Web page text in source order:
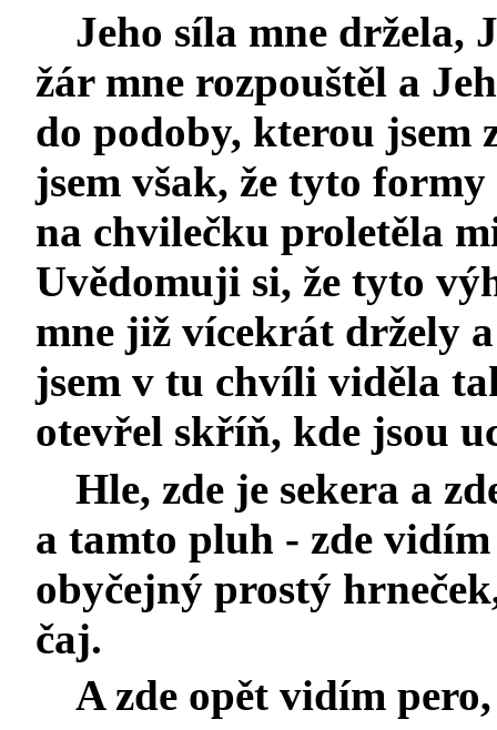
Jeho síla mne držela,
žár mne rozpouštěl a
do podoby, kterou
jsem však, že tyto
na chvilečku proletěla
Uvědomuji si, že tyto
mne již vícekrát držely
jsem v tu chvíli viděla
otevřel skříň, kde jsou
Hle, zde je sekera a
a tamto pluh - zde
obyčejný prostý
čaj.
A zde opět vidím